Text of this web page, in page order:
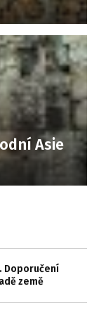
Asie
Doporučení
země